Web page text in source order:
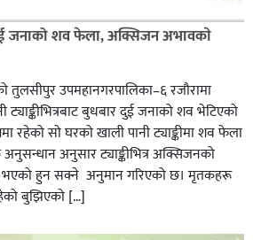
दुई जनाको शव फेला, अक्सिजन अभावकाे
तुलसीपुर उपमहानगरपालिका–६ रजौरामा
ट्याङ्कीभित्रबाट बुधबार दुई जनाको शव भेटिएको
रहेको सो घरको खाली पानी ट्याङ्कीमा शव फेला
अनुसन्धान अनुसार ट्याङ्कीभित्र अक्सिजनको
हुन सक्ने अनुमान गरिएको छ। मृतकहरू
बुझिएको […]